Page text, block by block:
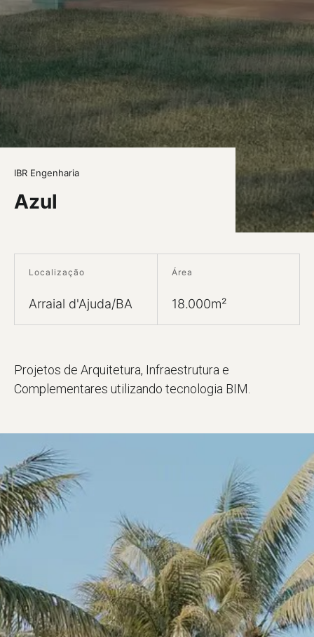
IBR Engenharia
Azul
Localização
Arraial d'Ajuda/BA
Área
18.000m²
Projetos de Arquitetura, Infraestrutura e
Complementares utilizando tecnologia BIM.